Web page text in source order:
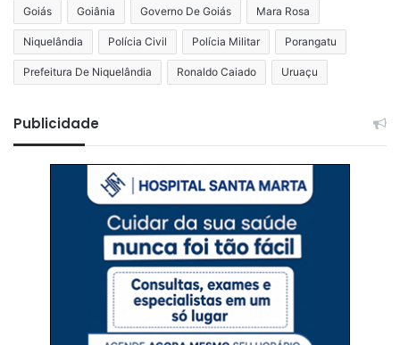
Goiás Goiânia Governo De Goiás Mara Rosa
Niquelândia Polícia Civil Polícia Militar Porangatu
Prefeitura De Niquelândia Ronaldo Caiado Uruaçu
Publicidade